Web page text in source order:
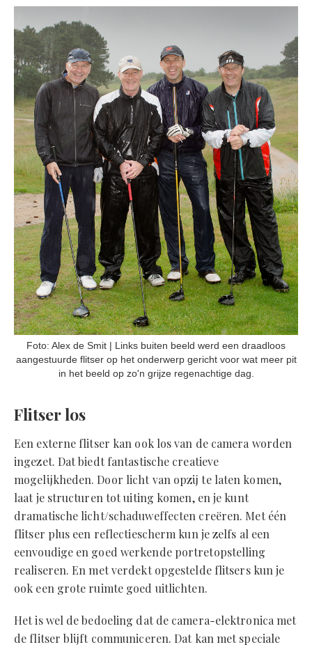
Foto: Alex de Smit | Links buiten beeld werd een draadloos
aangestuurde flitser op het onderwerp gericht voor wat meer pit
in het beeld op zo'n grijze regenachtige dag.
Flitser los
Een externe flitser kan ook los van de camera worden
ingezet. Dat biedt fantastische creatieve
mogelijkheden. Door licht van opzij te laten komen,
laat je structuren tot uiting komen, en je kunt
dramatische licht/schaduweffecten creëren. Met één
flitser plus een reflectiescherm kun je zelfs al een
eenvoudige en goed werkende portretopstelling
realiseren. En met verdekt opgestelde flitsers kun je
ook een grote ruimte goed uitlichten.
Het is wel de bedoeling dat de camera-elektronica met
de flitser blijft communiceren. Dat kan met speciale